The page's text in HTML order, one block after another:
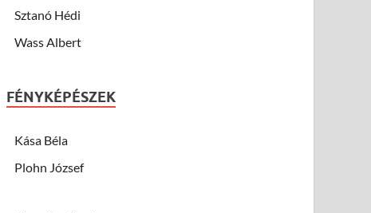
Sztanó Hédi
Wass Albert
FÉNYKÉPÉSZEK
Kása Béla
Plohn József